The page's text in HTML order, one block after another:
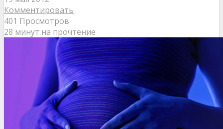
Комментировать
401 Просмотров
28 минут на прочтение